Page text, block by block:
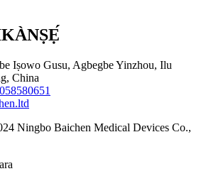
Iṣowo Gusu, Agbegbe Yinzhou, Ilu
China
Ningbo Baichen Medical Devices Co.,